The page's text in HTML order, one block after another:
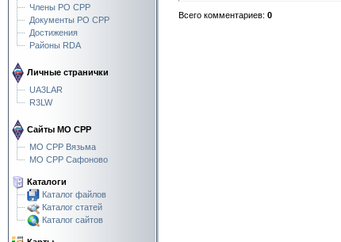
Члены РО СРР
Документы РО СРР
Достижения
Районы RDA
Личные странички
UA3LAR
R3LW
Сайты МО СРР
МО СРР Вязьма
МО СРР Сафоново
Каталоги
Каталог файлов
Каталог статей
Каталог сайтов
Всего комментариев: 0